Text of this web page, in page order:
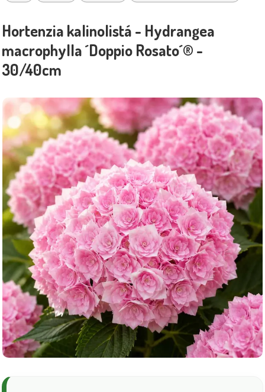
Hortenzia kalinolistá - Hydrangea
macrophylla ´Doppio Rosato´® -
30/40cm